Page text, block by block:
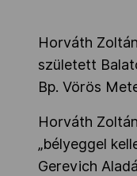
Adatbank
Horváth
született
Bp. Vörös
Horváth
„bélyeggel
Gerevich